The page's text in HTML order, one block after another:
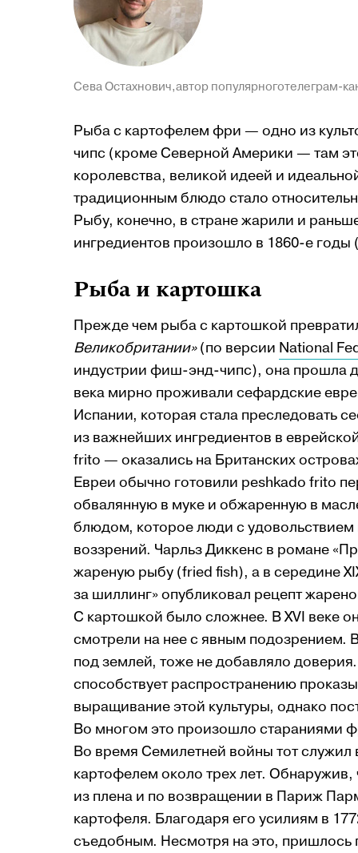
Сева Остахнович,автор популярноготелеграм-
Рыба с картофелем фри — одно из
чипс (кроме Северной Америки — там
королевства, великой идеей и
традиционным блюдо стало
Рыбу, конечно, в стране жарили и
ингредиентов произошло в 1860-е
Рыба и картошка
Прежде чем рыба с картошкой
Великобритании»(по версии National
индустрии фиш-энд-чипс), она прошла
века мирно проживали сефардские
Испании, которая стала преследовать
из важнейших ингредиентов в
frito — оказались на Британских
Евреи обычно готовили peshkado frito
обвалянную в муке и обжаренную в
блюдом, которое люди с удовольствием
воззрений. Чарльз Диккенс в романе
жареную рыбу (fried fish), а в середине
за шиллинг» опубликовал рецепт
С картошкой было сложнее. В XVI веке
смотрели на нее с явным подозрением.
под землей, тоже не добавляло
способствует распространению
выращивание этой культуры, однако
Во многом это произошло стараниями
Во время Семилетней войны тот
картофелем около трех лет.
из плена и по возвращении в Париж
картофеля. Благодаря его усилиям в
съедобным. Несмотря на это, пришлось